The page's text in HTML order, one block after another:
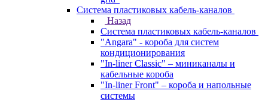
Система пластиковых кабель-каналов
Назад
Система пластиковых кабель-каналов
"Angara" - короба для систем
кондиционирования
"In-liner Classic" – миниканалы и
кабельные короба
"In-liner Front" – короба и напольные
системы